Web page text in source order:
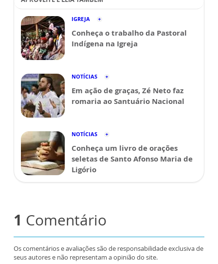
IGREJA
Conheça o trabalho da Pastoral
Indígena na Igreja
NOTÍCIAS
Em ação de graças, Zé Neto faz
romaria ao Santuário Nacional
NOTÍCIAS
Conheça um livro de orações
seletas de Santo Afonso Maria de
Ligório
1 Comentário
Os comentários e avaliações são de responsabilidade exclusiva de
seus autores e não representam a opinião do site.